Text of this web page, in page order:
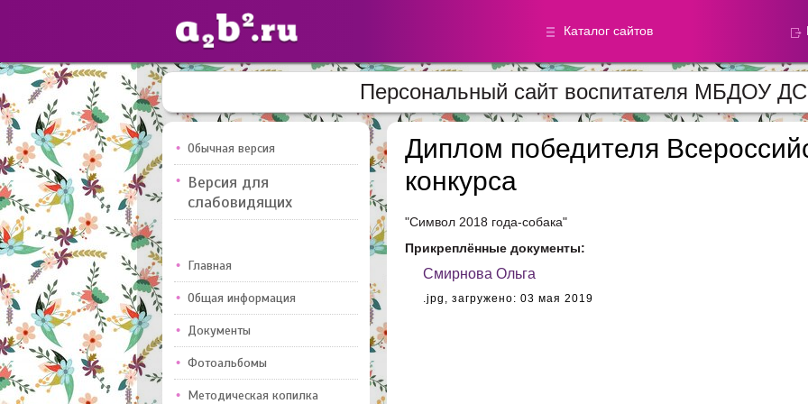
Каталог сайтов
Сайты
педагогов
Добавлено — 10947
Метод.
материалы
Добавлено — 59868
Галереи
фотографий
Персональный сайт воспитателя МБДОУ
Обычная версия
Версия для
слабовидящих
Главная
Общая информация
Документы
Фотоальбомы
Методическая копилка
Диплом победителя
конкурса
"Символ 2018 года-собака"
Прикреплённые документы:
Смирнова Ольга
.jpg, загружено: 03 мая 2019